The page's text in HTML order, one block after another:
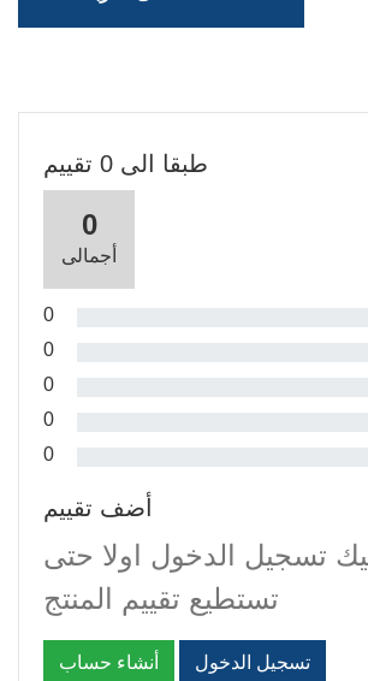
طبقا الى 0 تقييم
0
أجمالى
0
0
0
0
0
أضف تقييم
تسجيل الدخول اولا حتى
تستطيع تقييم المنتج
تسجيل الدخول أنشاء حساب